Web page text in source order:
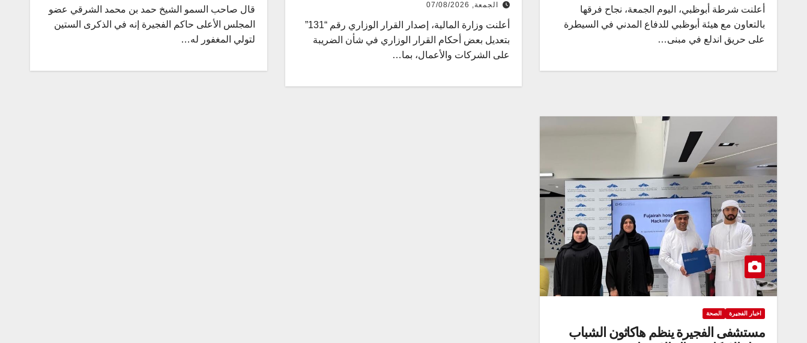
أعلنت شرطة أبوظبي، اليوم الجمعة، نجاح فرقها
بالتعاون مع هيئة أبوظبي للدفاع المدني في السيطرة
على حريق اندلع في مبنى…
الجمعة, 07/08/2026
أعلنت وزارة المالية، إصدار القرار الوزاري رقم “131”
بتعديل بعض أحكام القرار الوزاري في شأن الضريبة
على الشركات والأعمال، بما…
قال صاحب السمو الشيخ حمد بن محمد الشرقي عضو
المجلس الأعلى حاكم الفجيرة إنه في الذكرى الستين
لتولي المغفور له…
اخبار الفجيرة الصحة
مستشفى الفجيرة ينظم هاكاثون الشباب